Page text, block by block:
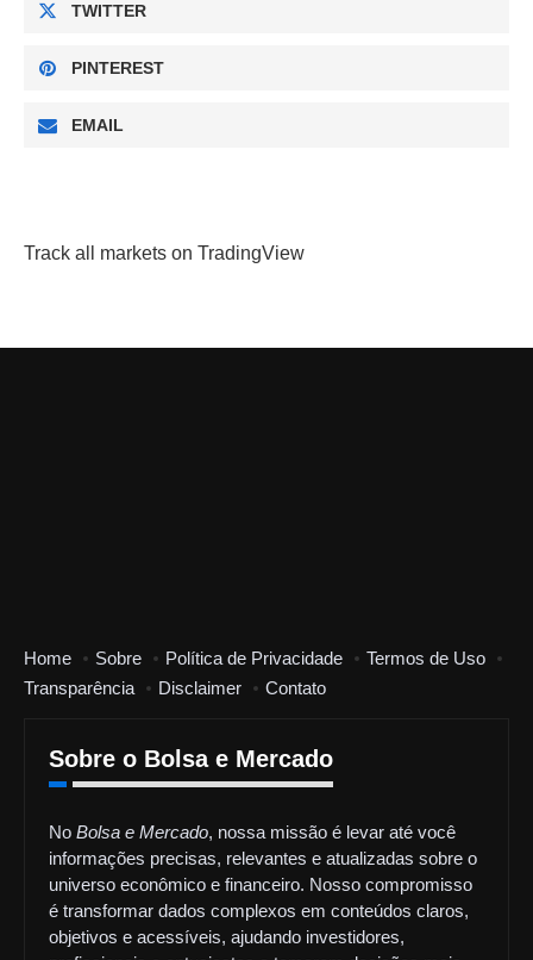
TWITTER
PINTEREST
EMAIL
Track all markets on TradingView
Home Sobre Política de Privacidade
Termos de Uso
Transparência
Disclaimer Contato
Sobre o Bolsa e Mercado
No Bolsa e Mercado, nossa missão é levar até você
informações precisas, relevantes e atualizadas sobre o
universo econômico e financeiro. Nosso compromisso
é transformar dados complexos em conteúdos claros,
objetivos e acessíveis, ajudando investidores,